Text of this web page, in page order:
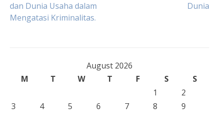
navigation
dan Dunia Usaha dalam
Mengatasi Kriminalitas.
Dunia
August 2026
M
T W T F S
S
1
2
3
4 5 6 7 8
9